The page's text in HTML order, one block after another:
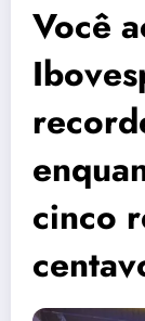
Você
cinco